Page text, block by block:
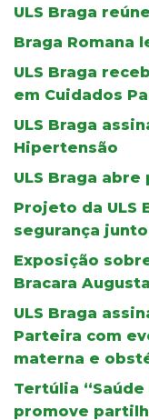
ULS Braga
Braga Romana
ULS Braga
em Cuidados
ULS Braga
Hipertensão
ULS Braga
Projeto da ULS
segurança
Exposição
Bracara
ULS Braga
Parteira com
materna e
Tertúlia “Saúde
promove